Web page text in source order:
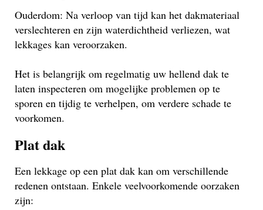
Ouderdom: Na verloop van tijd kan het dakmateriaal
verslechteren en zijn waterdichtheid verliezen, wat
lekkages kan veroorzaken.
Het is belangrijk om regelmatig uw hellend dak te
laten inspecteren om mogelijke problemen op te
sporen en tijdig te verhelpen, om verdere schade te
voorkomen.
Plat dak
Een lekkage op een plat dak kan om verschillende
redenen ontstaan. Enkele veelvoorkomende oorzaken
zijn: